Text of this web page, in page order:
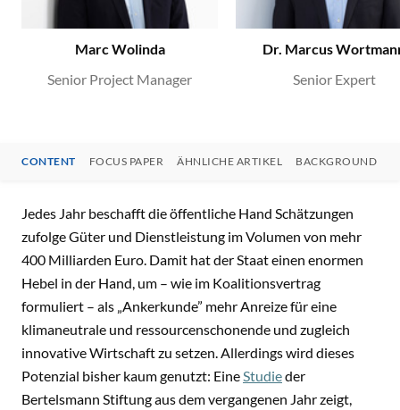
Marc Wolinda
Senior Project Manager
Dr. Marcus
Senior Expert
CONTENT FOCUS PAPER ÄHNLICHE ARTIKEL BACKGROUND
CONTENT
Jedes Jahr beschafft die öffentliche Hand Schätzungen
zufolge Güter und Dienstleistung im Volumen von mehr
400 Milliarden Euro. Damit hat der Staat einen enormen
Hebel in der Hand, um – wie im Koalitionsvertrag
formuliert – als „Ankerkunde” mehr Anreize für eine
klimaneutrale und ressourcenschonende und zugleich
innovative Wirtschaft zu setzen. Allerdings wird dieses
Potenzial bisher kaum genutzt: EineStudieder
Bertelsmann Stiftung aus dem vergangenen Jahr zeigt,